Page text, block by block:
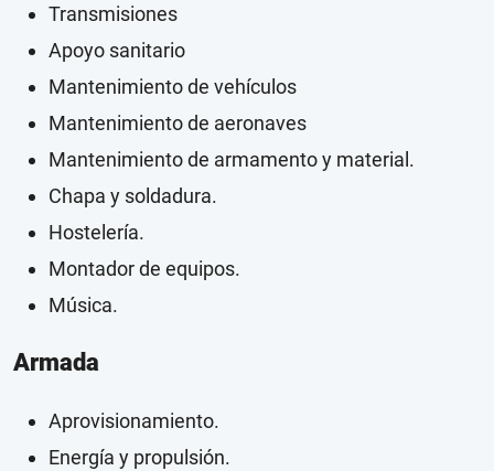
Transmisiones
Apoyo sanitario
Mantenimiento de vehículos
Mantenimiento de aeronaves
Mantenimiento de armamento y material.
Chapa y soldadura.
Hostelería.
Montador de equipos.
Música.
Armada
Aprovisionamiento.
Energía y propulsión.